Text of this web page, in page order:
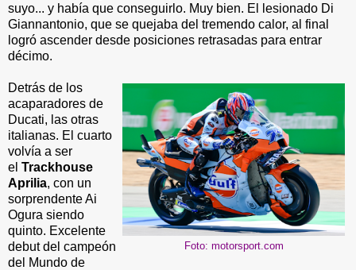
suyo... y había que conseguirlo. Muy bien. El lesionado Di
Giannantonio, que se quejaba del tremendo calor, al final
logró ascender desde posiciones retrasadas para entrar
décimo.
Foto: motorsport.com
Detrás de los
acaparadores de
Ducati, las otras
italianas. El cuarto
volvía a ser
el Trackhouse
Aprilia, con un
sorprendente Ai
Ogura siendo
quinto. Excelente
debut del campeón
del Mundo de